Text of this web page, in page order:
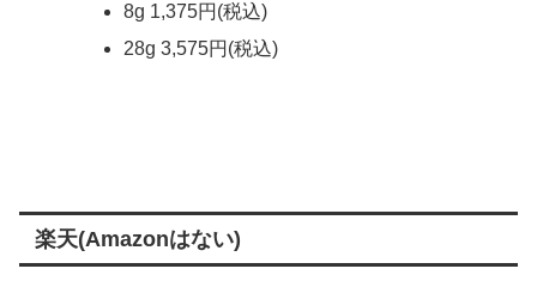
8g 1,375円(税込)
28g 3,575円(税込)
楽天(Amazonはない)